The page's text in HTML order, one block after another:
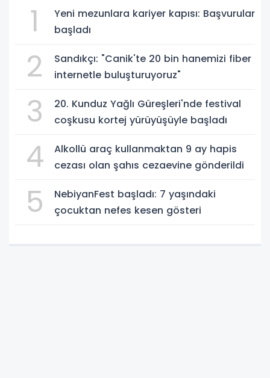
1
Yeni mezunlara kariyer kapısı: Başvurular
başladı
2
Sandıkçı: "Canik'te 20 bin hanemizi fiber
internetle buluşturuyoruz"
3
20. Kunduz Yağlı Güreşleri'nde festival
coşkusu kortej yürüyüşüyle başladı
4
Alkollü araç kullanmaktan 9 ay hapis
cezası olan şahıs cezaevine gönderildi
5
NebiyanFest başladı: 7 yaşındaki
çocuktan nefes kesen gösteri